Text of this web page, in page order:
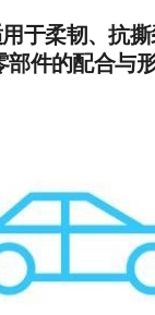
于柔韧、抗
件的配合与形